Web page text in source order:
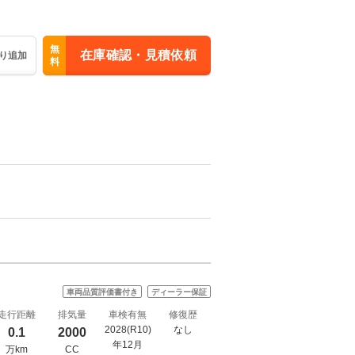
追加
無
料
在庫確認・見積依頼
車両品質評価書付き ディーラー保証
行距離
0.1
万km
排気量
2000
CC
車検有無
2028(R10)
年12月
修復歴
なし